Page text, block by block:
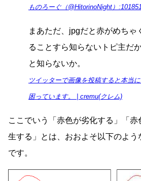
ものろーぐ（@HitorinoNight）
まあただ、jpgだと赤がめちゃ
ることすら知らないトピ主だ
と知らないか。
ツイッターで画像を投稿すると本当
困っています。 | cremu(クレム)
ここでいう「赤色が劣化する」「
生する」とは、おおよそ以下のよう
です。